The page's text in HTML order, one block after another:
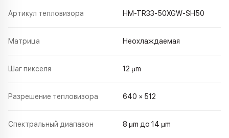
Артикул тепловизора HM-TR33-50XGW-SH50
Матрица Неохлаждаемая
Шаг пикселя 12 μm
Разрешение тепловизора 640 × 512
Спектральный диапазон 8 μm до 14 μm